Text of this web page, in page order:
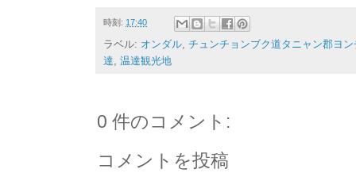
時刻: 17:40
ラベル: オンダル チュンチョンブク道タニャン郡ヨ
達 温達観光地
0 件のコメント:
コメントを投稿